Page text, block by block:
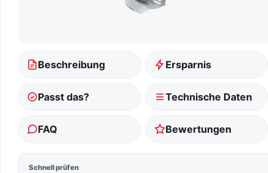
Beschreibung Ersparnis
Passt das? Technische Daten
FAQ Bewertungen
Schnell prüfen